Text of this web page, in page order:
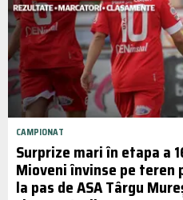
CAMPIONAT
Surprize mari în etapa a
Mioveni învinse pe teren
la pas de ASA Târgu